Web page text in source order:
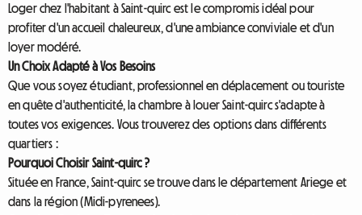
Loger chez l'habitant à Saint-quirc est le compromis idéal pour
profiter d'un accueil chaleureux, d'une ambiance conviviale et d'un
loyer modéré.
Un Choix Adapté à Vos Besoins
Que vous soyez étudiant, professionnel en déplacement ou touriste
en quête d'authenticité, la chambre à louer Saint-quirc s'adapte à
toutes vos exigences. Vous trouverez des options dans différents
quartiers :
Pourquoi Choisir Saint-quirc ?
Située en France, Saint-quirc se trouve dans le département Ariege et
dans la région (Midi-pyrenees).